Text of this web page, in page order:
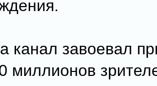
канал завоевал
миллионов